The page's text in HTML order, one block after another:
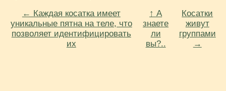
← Каждая косатка имеет
уникальные пятна на теле, что
позволяет идентифицировать
их
↑ А
знаете
ли
вы?..
Косатки
живут
группами
→